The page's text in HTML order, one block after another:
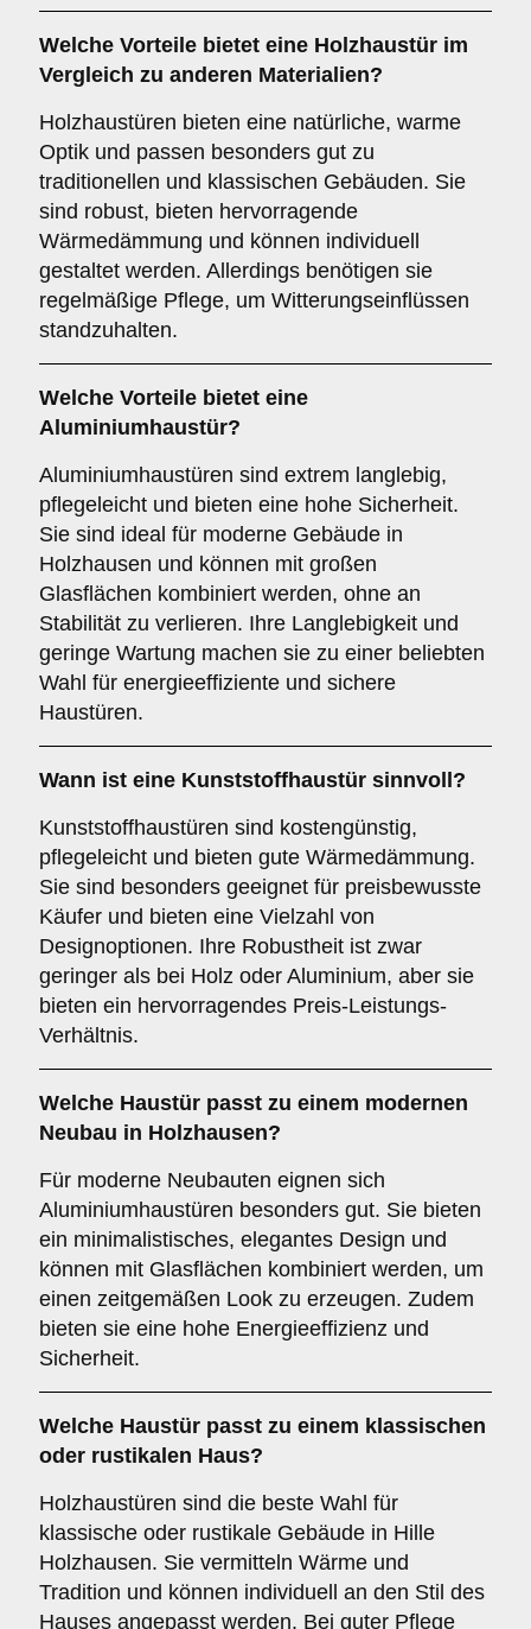
Welche Vorteile bietet eine Holzhaustür im
Vergleich zu anderen Materialien?
Holzhaustüren bieten eine natürliche, warme
Optik und passen besonders gut zu
traditionellen und klassischen Gebäuden. Sie
sind robust, bieten hervorragende
Wärmedämmung und können individuell
gestaltet werden. Allerdings benötigen sie
regelmäßige Pflege, um Witterungseinflüssen
standzuhalten.
Welche Vorteile bietet eine
Aluminiumhaustür?
Aluminiumhaustüren sind extrem langlebig,
pflegeleicht und bieten eine hohe Sicherheit.
Sie sind ideal für moderne Gebäude in
Holzhausen und können mit großen
Glasflächen kombiniert werden, ohne an
Stabilität zu verlieren. Ihre Langlebigkeit und
geringe Wartung machen sie zu einer beliebten
Wahl für energieeffiziente und sichere
Haustüren.
Wann ist eine Kunststoffhaustür sinnvoll?
Kunststoffhaustüren sind kostengünstig,
pflegeleicht und bieten gute Wärmedämmung.
Sie sind besonders geeignet für preisbewusste
Käufer und bieten eine Vielzahl von
Designoptionen. Ihre Robustheit ist zwar
geringer als bei Holz oder Aluminium, aber sie
bieten ein hervorragendes Preis-Leistungs-
Verhältnis.
Welche Haustür passt zu einem modernen
Neubau in Holzhausen?
Für moderne Neubauten eignen sich
Aluminiumhaustüren besonders gut. Sie bieten
ein minimalistisches, elegantes Design und
können mit Glasflächen kombiniert werden, um
einen zeitgemäßen Look zu erzeugen. Zudem
bieten sie eine hohe Energieeffizienz und
Sicherheit.
Welche Haustür passt zu einem klassischen
oder rustikalen Haus?
Holzhaustüren sind die beste Wahl für
klassische oder rustikale Gebäude in Hille
Holzhausen. Sie vermitteln Wärme und
Tradition und können individuell an den Stil des
Hauses angepasst werden. Bei guter Pflege